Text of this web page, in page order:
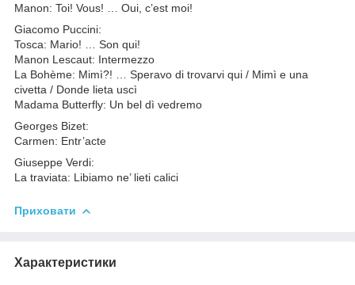
Manon: Toi! Vous! … Oui, c’est moi!
Giacomo Puccini:
Tosca: Mario! … Son qui!
Manon Lescaut: Intermezzo
La Bohème: Mimì?! … Speravo di trovarvi qui / Mimì e una
civetta / Donde lieta uscì
Madama Butterfly: Un bel dì vedremo
Georges Bizet:
Carmen: Entr’acte
Giuseppe Verdi:
La traviata: Libiamo ne’ lieti calici
Приховати
Характеристики